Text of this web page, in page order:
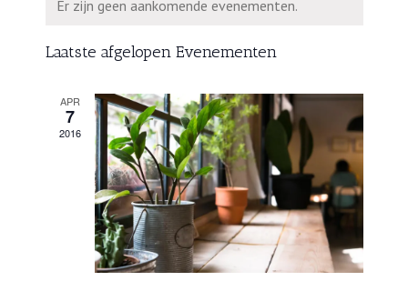
datum.
van
Er zijn geen aankomende evenementen.
Laatste afgelopen Evenementen
APR
7
2016